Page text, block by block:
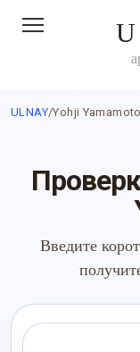
U
ULNAY/Yohji Yamamoto
Введите